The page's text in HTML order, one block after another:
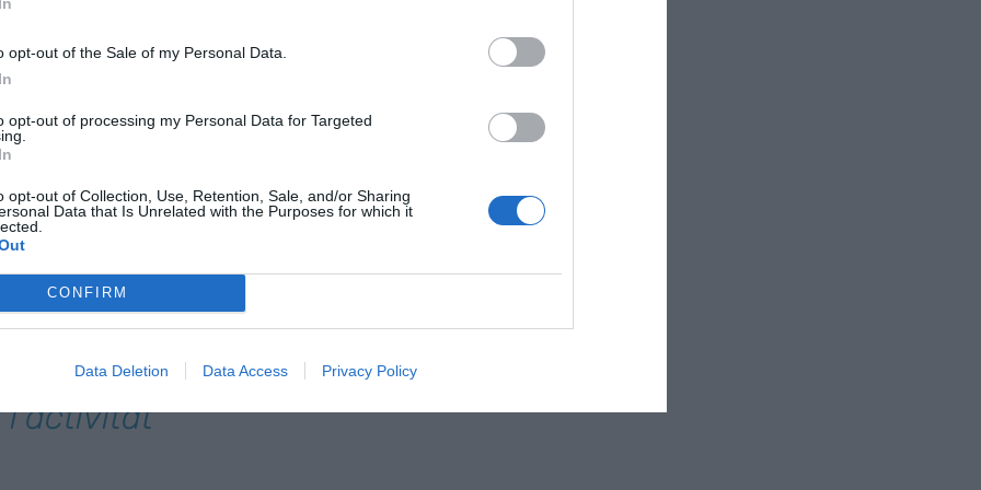
opt-out of the Sale of my Personal Data.
opt-out of processing my Personal Data for Targeted
opt-out of Collection, Use, Retention, Sale, and/or Sharing
Data that Is Unrelated with the Purposes for which it
CONFIRM
Data Deletion Data Access Privacy Policy
Però sembla ser que a les
sortida que vagi per aquesta via i aposten per
en el cas de la Generalitat, "garanteixi la
del sistema fiscal català" i
com exposava la secretària d'Hisenda.
en
més
és el
un efecte